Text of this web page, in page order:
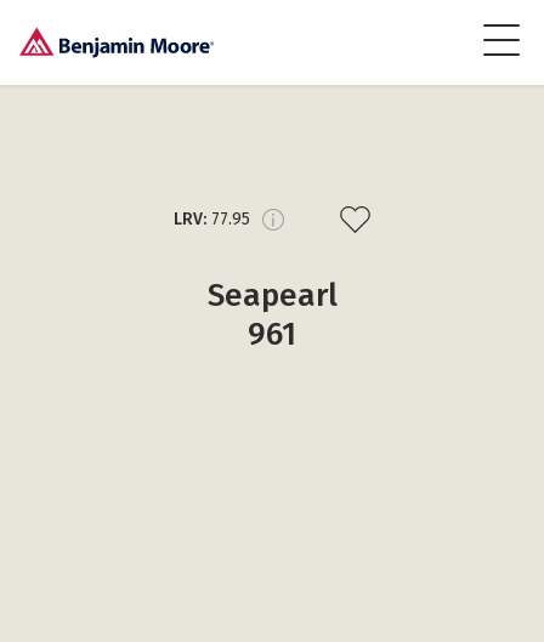
LRV: 77.95
Seapearl
961